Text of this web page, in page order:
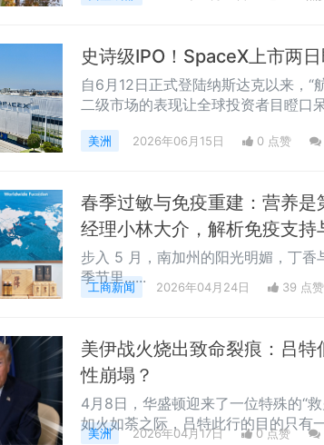
史诗级IPO！SpaceX上市两
自6月12日正式登陆纳斯达克以来，“
二级市场的表现让全球投资者目瞪口
美洲 2026年06月15日 0 点赞
春季过敏与免疫重建：营养
经理小林大介，解析免疫支
步入 5 月，南加州的阳光明媚，丁
季节里......
工商新闻 2026年04月24日 39 点赞
美伊战火烧出致命裂痕：吕
性崩塌？
4月8日，华盛顿迎来了一位特殊的“
如火如荼之际，吕特此行的目的只有
美洲 2026年04月17日 0 点赞